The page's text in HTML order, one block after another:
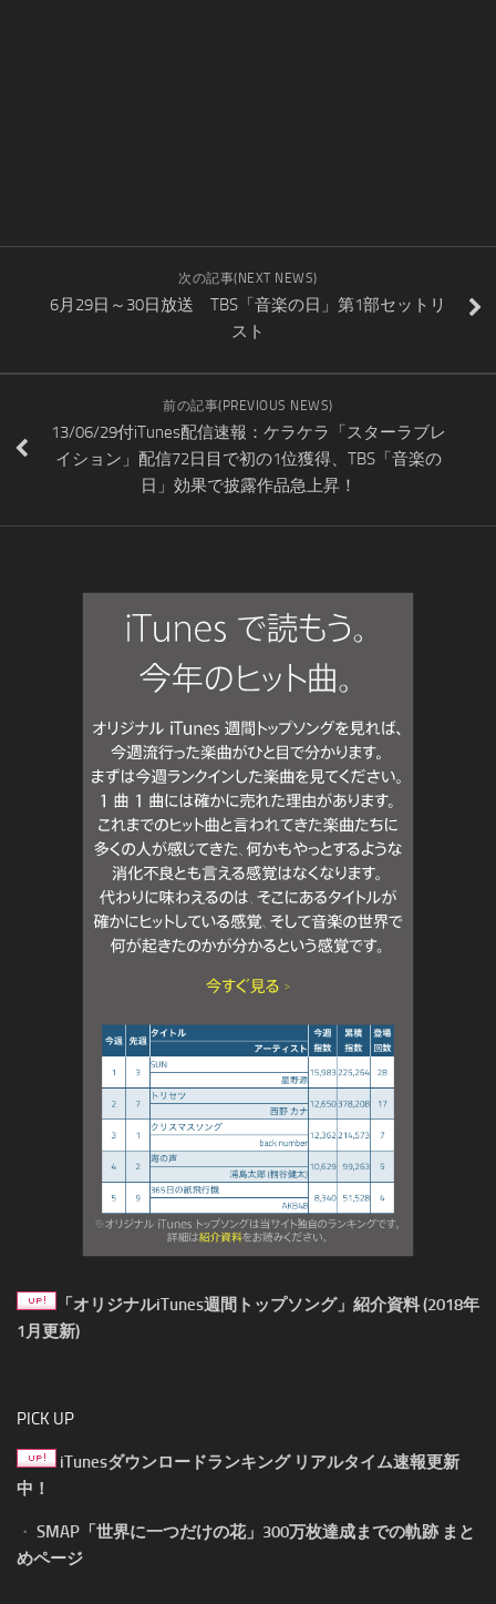
次の記事(NEXT NEWS)
6月29日～30日放送 TBS「音楽の日」第1部セットリ
スト
前の記事(PREVIOUS NEWS)
13/06/29付iTunes配信速報：ケラケラ「スターラブレ
イション」配信72日目で初の1位獲得、TBS「音楽の
日」効果で披露作品急上昇！
「オリジナルiTunes週間トップソング」紹介資料 (2018年
1月更新)
PICK UP
iTunesダウンロードランキング リアルタイム速報更新
中！
・ SMAP「世界に一つだけの花」300万枚達成までの軌跡 まと
めページ